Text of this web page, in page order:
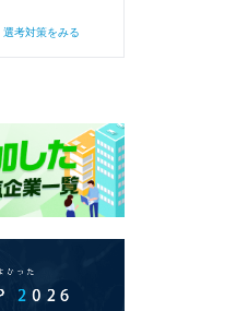
選考対策をみる